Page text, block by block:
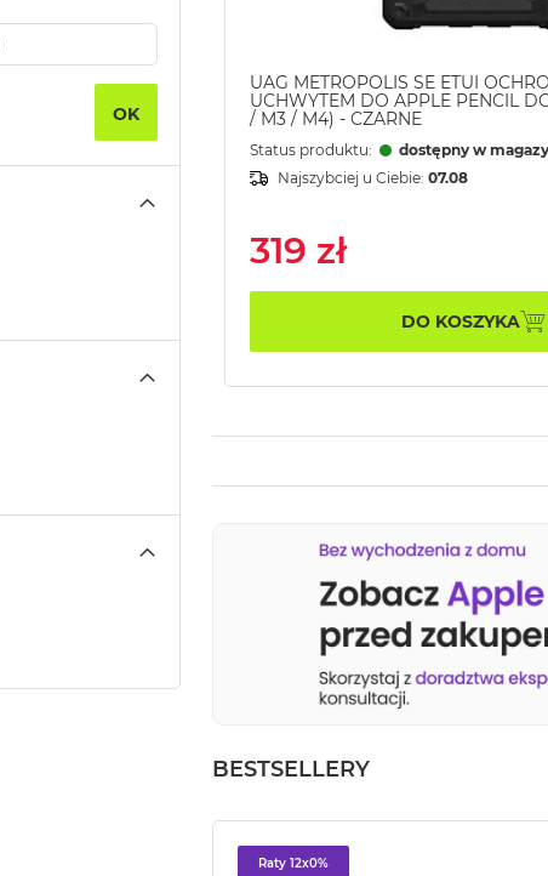
UAG METROPOLIS SE ETUI
UCHWYTEM DO APPLE PENCIL
/ M3 / M4) - CZARNE
Status produktu:
dostępny w
Najszybciej u Ciebie: 07.08
319 zł
DO KOSZYKA
BESTSELLERY
Raty 12x0%
OK